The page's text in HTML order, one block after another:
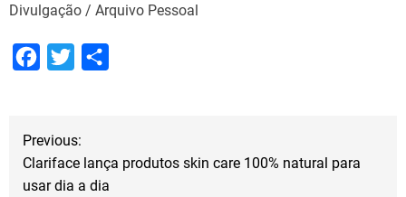
Divulgação / Arquivo Pessoal
e
b
o
t
t
e
e
NPrevious:
Clariface lança produtos skin care 100% natural para
usar dia a dia